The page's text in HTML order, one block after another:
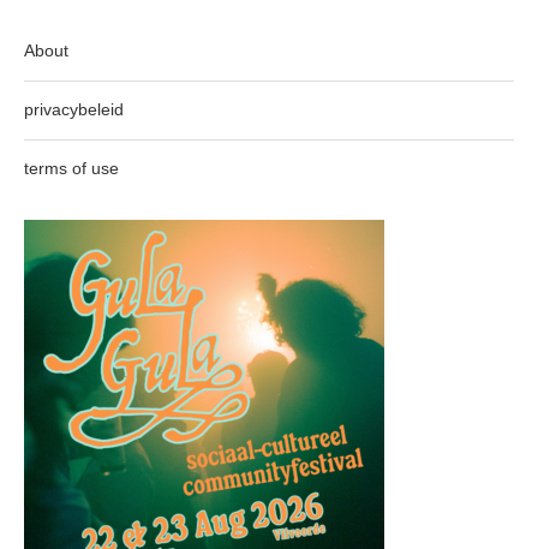
About
privacybeleid
terms of use